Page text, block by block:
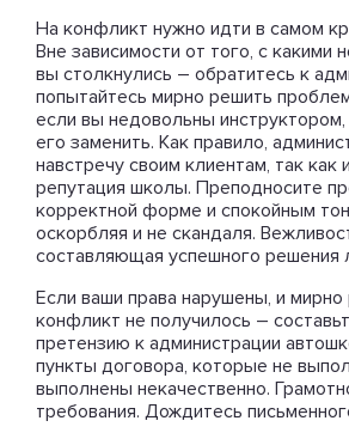
На конфликт нужно идти в самом
Вне зависимости от того, с какими
вы столкнулись – обратитесь к
попытайтесь мирно решить
если вы недовольны инструктором,
его заменить. Как правило,
навстречу своим клиентам, так как
репутация школы. Преподносите
корректной форме и спокойным
оскорбляя и не скандаля.
составляющая успешного решения
Если ваши права нарушены, и мирно
конфликт не получилось –
претензию к администрации
пункты договора, которые не
выполнены некачественно.
требования. Дождитесь